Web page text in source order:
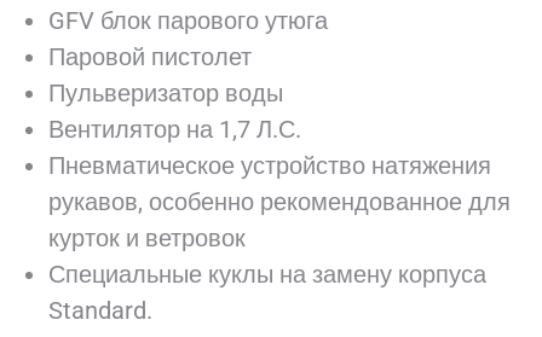
GFV блок парового утюга
Паровой пистолет
Пульверизатор воды
Вентилятор на 1,7 Л.С.
Пневматическое устройство натяжения
рукавов, особенно рекомендованное для
курток и ветровок
Специальные куклы на замену корпуса
Standard.